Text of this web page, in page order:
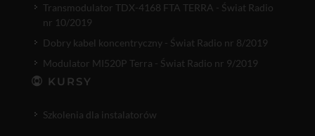
Transmodulator TDX-4168 FTA TERRA - Świat Radio
nr 10/2019
Dobry kabel koncentryczny - Świat Radio nr 8/2019
Modulator MI520P Terra - Świat Radio nr 9/2019
KURSY
Szkolenia dla instalatorów